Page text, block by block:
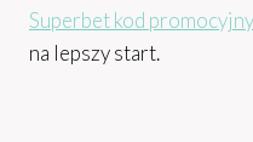
Superbet kod
na lepszy start.